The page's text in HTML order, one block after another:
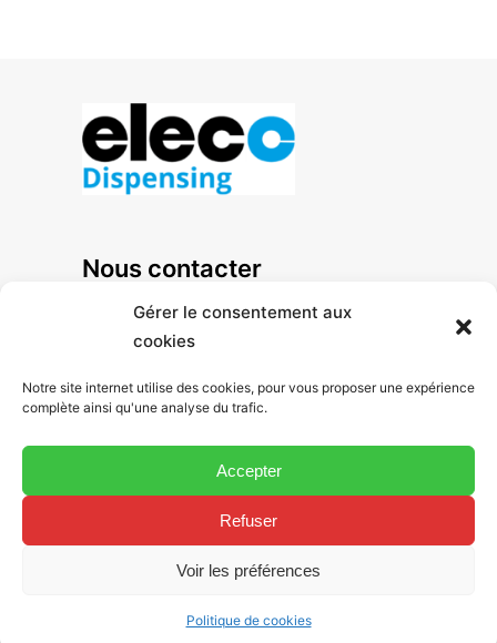
Gérer le consentement aux
cookies
Notre site internet utilise des cookies, pour vous proposer une expérience
complète ainsi qu'une analyse du trafic.
Accepter
Refuser
Voir les préférences
Politique de cookies
Nous contacter
+33 1 47 92 41 80
125, avenue Louis Roche
92238 Gennevilliers Cedex - France
Hoenle Eleco - Filiale deHoenle AG